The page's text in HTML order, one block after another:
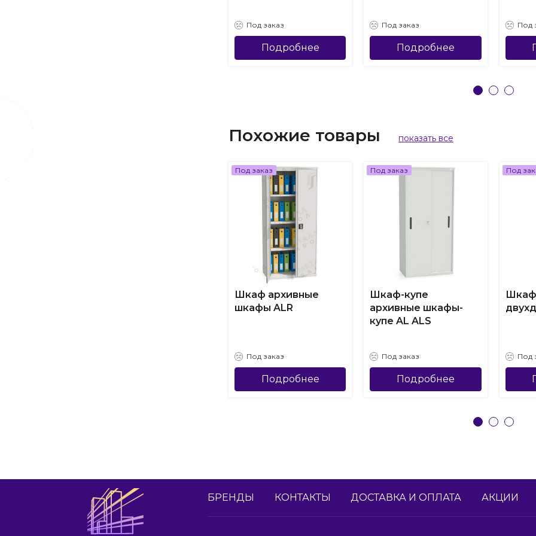
Под заказ
Подробнее
Под заказ
Подробнее
Под
Похожие товары показать все
Под заказ
Шкаф архивные
шкафы ALR
Под заказ
Подробнее
Под заказ
Шкаф-купе
архивные шкафы-
купе AL ALS
Под заказ
Подробнее
Под
Под
БРЕНДЫ КОНТАКТЫ ДОСТАВКА И ОПЛАТА АКЦИИ